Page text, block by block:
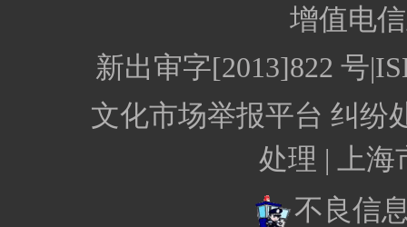
增值电
新出审字[2013]822 号
文化市场举报平台 纠纷
处理 |
上
不良信